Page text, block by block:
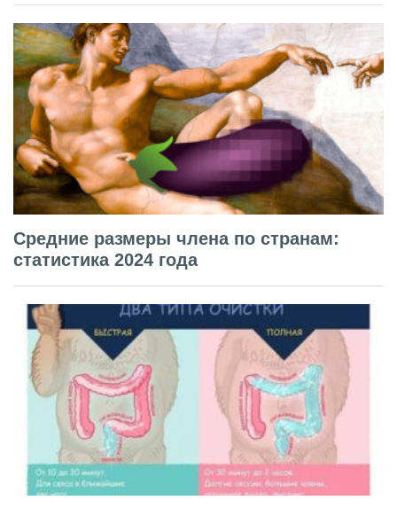
Средние размеры члена по странам:
статистика 2024 года